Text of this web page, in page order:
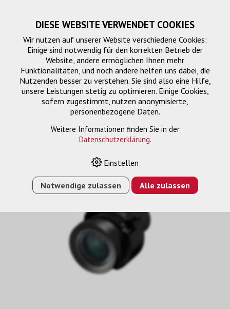
DIESE WEBSITE VERWENDET COOKIES
Wir nutzen auf unserer Website verschiedene Cookies:
Einige sind notwendig für den korrekten Betrieb der
Website, andere ermöglichen Ihnen mehr
Funktionalitäten, und noch andere helfen uns dabei, die
Nutzenden besser zu verstehen. Sie sind also eine Hilfe,
unsere Leistungen stetig zu optimieren. Einige Cookies,
sofern zugestimmt, nutzen anonymisierte,
personenbezogene Daten.
Weitere Informationen finden Sie in der
Datenschutzerklärung.
Einstellen
Notwendige zulassen Alle zulassen